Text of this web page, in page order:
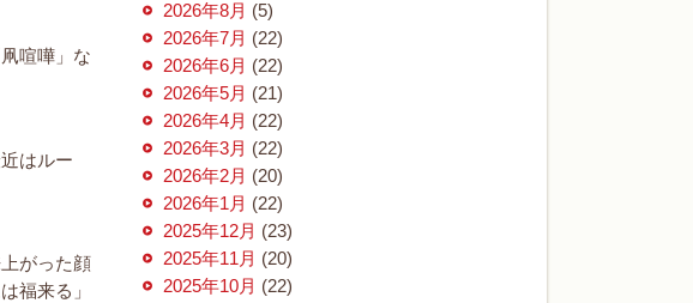
喧嘩」な
はルー
がった顔
福来る」
2026年8月 (5)
2026年7月 (22)
2026年6月 (22)
2026年5月 (21)
2026年4月 (22)
2026年3月 (22)
2026年2月 (20)
2026年1月 (22)
2025年12月 (23)
2025年11月 (20)
2025年10月 (22)